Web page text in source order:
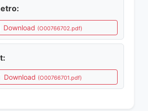
Download (O00766702.pdf)
Download (O00766701.pdf)